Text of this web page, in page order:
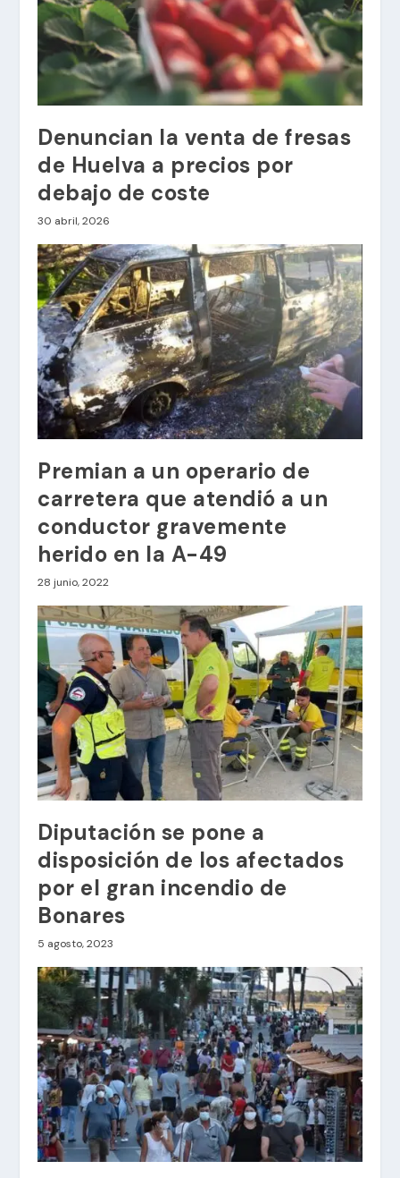
Denuncian la venta de fresas
de Huelva a precios por
debajo de coste
30 abril, 2026
Premian a un operario de
carretera que atendió a un
conductor gravemente
herido en la A-49
28 junio, 2022
Diputación se pone a
disposición de los afectados
por el gran incendio de
Bonares
5 agosto, 2023